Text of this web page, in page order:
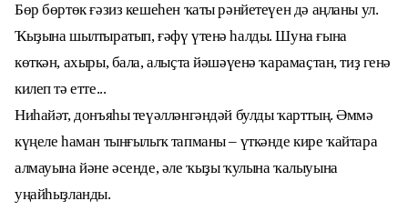
Бөр бөртөк ғәзиз кешеһен ҡаты рәнйетеүен дә аңланы ул.
Ҡыҙына шылтыратып, ғәфү үтенә һалды. Шуна ғына
көткән, ахыры, бала, алыҫта йәшәүенә ҡарамаҫтан, тиҙ генә
килеп тә етте...
Ниһайәт, донъяһы теүәлләнгәндәй булды ҡарттың. Әммә
күңеле һаман тынғылыҡ тапманы – үткәнде кире ҡайтара
алмауына йәне әсенде, әле ҡыҙы ҡулына ҡалыуына
уңайһыҙланды.